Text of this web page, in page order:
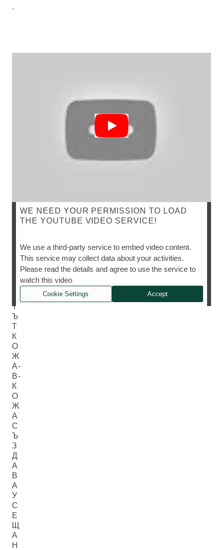
.
WE NEED YOUR PERMISSION TO LOAD
THE YOUTUBE VIDEO SERVICE!
We use a third-party service to embed video content.
This service may collect data about your activities.
Please read the details and agree to use the service to
watch this video
Cookie Settings Accept
Т
Ъ
Т
К
О
Ж
А-
В-
К
О
Ж
А
С
Ъ
З
Д
А
В
А
У
С
Е
Щ
А
Н